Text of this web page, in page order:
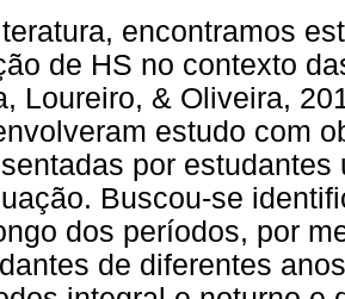
encontramos
de HS no contexto
Loureiro, & Oliveira,
estudo com
por
Buscou-se
dos períodos, por
de diferentes anos